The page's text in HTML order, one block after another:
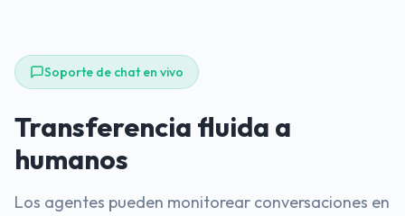
Soporte de chat en vivo
Transferencia fluida a
humanos
Los agentes pueden monitorear conversaciones en